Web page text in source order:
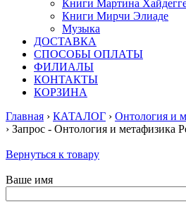
Книги Мартина
Книги Мирчи Элиаде
Музыка
ДОСТАВКА
СПОСОБЫ ОПЛАТЫ
ФИЛИАЛЫ
КОНТАКТЫ
КОРЗИНА
Главная › КАТАЛОГ › Онтология и
› Запрос - Онтология и метафизика
Вернуться к товару
Ваше имя